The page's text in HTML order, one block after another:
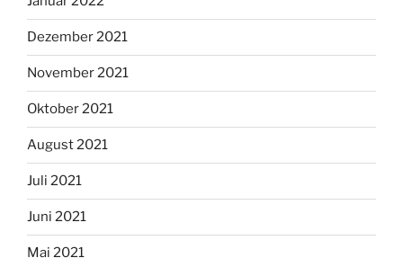
Dezember 2021
November 2021
Oktober 2021
August 2021
Juli 2021
Juni 2021
Mai 2021